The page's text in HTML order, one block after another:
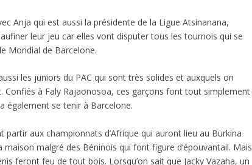
Anja qui est aussi la présidente de la Ligue Atsinanana,
leur jeu car elles vont disputer tous les tournois qui se
Mondial de Barcelone.
les juniors du PAC qui sont très solides et auxquels on
Confiés à Faly Rajaonosoa, ces garçons font tout simplement
également se tenir à Barcelone.
aux championnats d’Afrique qui auront lieu au Burkina
malgré des Béninois qui font figure d’épouvantail. Mais
feront feu de tout bois. Lorsqu’on sait que Jacky Vazaha, un